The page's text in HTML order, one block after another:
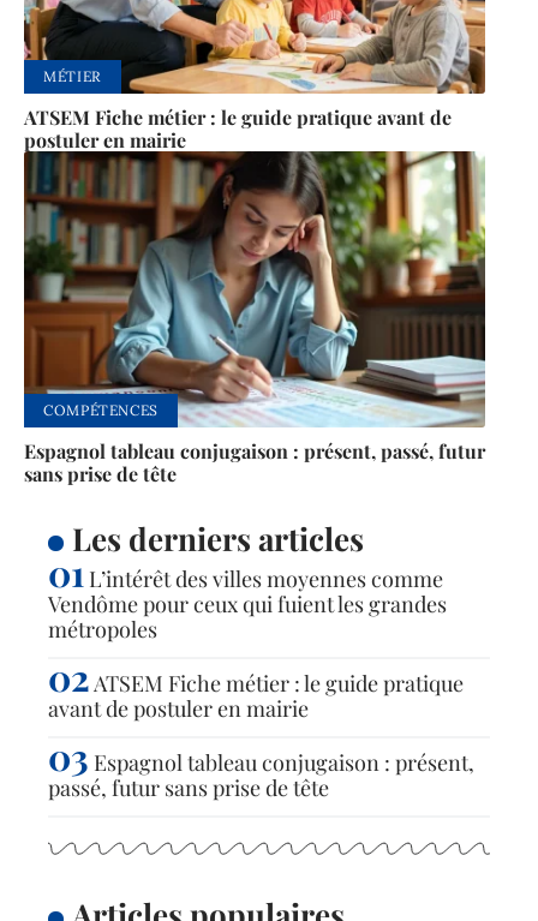
MÉTIER
ATSEM Fiche métier : le guide pratique avant de
postuler en mairie
COMPÉTENCES
Espagnol tableau conjugaison : présent, passé, futur
sans prise de tête
Les derniers articles
L’intérêt des villes moyennes comme
Vendôme pour ceux qui fuient les grandes
métropoles
ATSEM Fiche métier : le guide pratique
avant de postuler en mairie
Espagnol tableau conjugaison : présent,
passé, futur sans prise de tête